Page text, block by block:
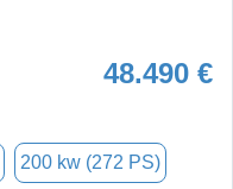
48.490 €
200 kw (272 PS)